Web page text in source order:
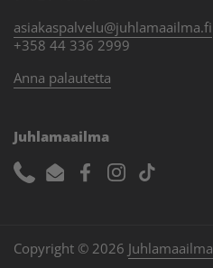
asiakaspalvelu@juhlamaailma.fi
+358 44 336 2999
Anna palautetta
Juhlamaailma
PhoneEmailFacebook
Instagram
TikTok
Copyright © 2026 Juhlamaailma